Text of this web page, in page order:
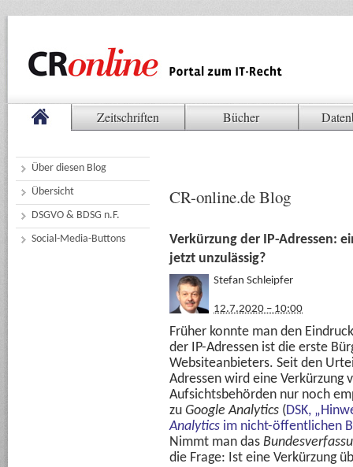
Zeitschriften Bücher
Über diesen Blog
Übersicht
DSGVO & BDSG n.F.
Social-Media-Buttons
CR-online.de Blog
Verkürzung der IP-Adressen:
jetzt unzulässig?
Stefan Schleipfer
12.7.2020 – 10:00
Früher konnte man den
der IP-Adressen ist die erste
Websiteanbieters. Seit den
Adressen wird eine Verkürzung
Aufsichtsbehörden nur noch
zu Google Analytics (DSK,
Analytics im nicht-öffentlichen
Nimmt man das
die Frage: Ist eine Verkürzung